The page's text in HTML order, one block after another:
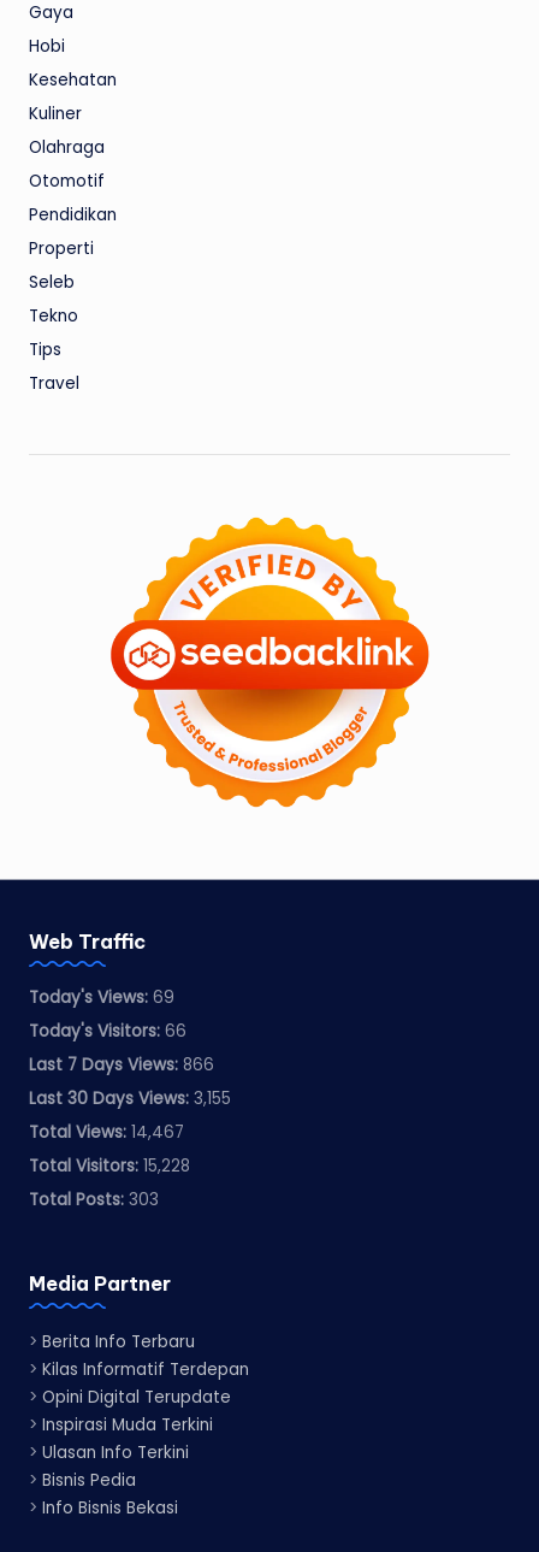
Gaya
Hobi
Kesehatan
Kuliner
Olahraga
Otomotif
Pendidikan
Properti
Seleb
Tekno
Tips
Travel
Web Traffic
Today's Views: 69
Today's Visitors: 66
Last 7 Days Views: 866
Last 30 Days Views: 3,155
Total Views: 14,467
Total Visitors: 15,228
Total Posts: 303
Media Partner
> Berita Info Terbaru
> Kilas Informatif Terdepan
> Opini Digital Terupdate
> Inspirasi Muda Terkini
> Ulasan Info Terkini
> Bisnis Pedia
> Info Bisnis Bekasi